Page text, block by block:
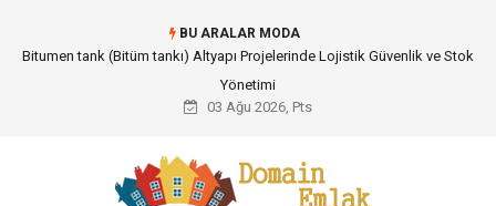
BU ARALAR MODA
Güvenilir Chip Satışı: Kesintisiz Poker Deneyimi İçin Profesyonel Destek
03 Ağu 2026, Pts